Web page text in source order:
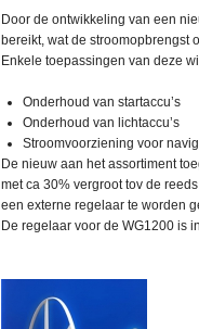
Door de ontwikkeling van een
bereikt, wat de stroomopbrengst
Enkele toepassingen van deze
Onderhoud van startaccu’s
Onderhoud van lichtaccu’s
Stroomvoorziening voor
De nieuw aan het assortiment
met ca 30% vergroot tov de
een externe regelaar te worden
De regelaar voor de WG1200 is